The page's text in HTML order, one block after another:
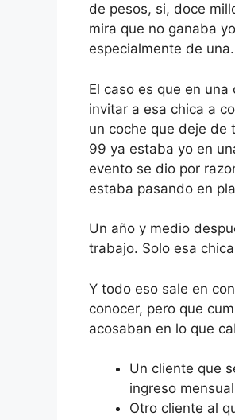
de pesos, si, doce
mira que no ganaba
especialmente de una.
El caso es que en
invitar a esa chica a
un coche que deje de
99 ya estaba yo en
evento se dio por
estaba pasando en
Un año y medio
trabajo. Solo esa
Y todo eso sale en
conocer, pero que
acosaban en lo que
Un cliente que
ingreso
Otro cliente al